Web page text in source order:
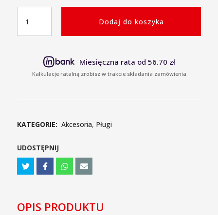
Pług
dedykowany
przedni,
montaż
Dodaj do koszyka
Miesięczna rata od 56.70 zł
Kalkulacje ratalną zrobisz w trakcie składania zamówienia
KATEGORIE: Akcesoria, Pługi
UDOSTĘPNIJ
OPIS PRODUKTU